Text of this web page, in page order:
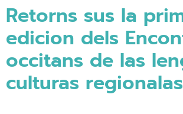
Retorns sus la
edicion dels
occitans de las
culturas regionalas